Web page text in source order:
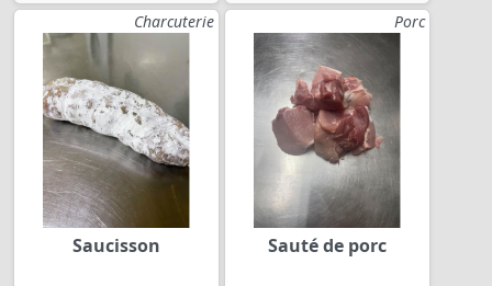
Charcuterie
Saucisson
Porc
Sauté de porc